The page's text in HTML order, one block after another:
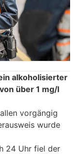
alkoholisierter
über 1 mg/l
vorgängig
wurde
24 Uhr fiel der